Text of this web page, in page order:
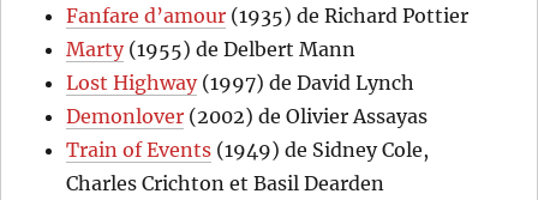
Fanfare d’amour (1935) de Richard Pottier
Marty(1955) de Delbert Mann
Lost Highway(1997) de David Lynch
Demonlover (2002) de Olivier Assayas
Train of Events (1949) de Sidney Cole,
Charles Crichton et Basil Dearden